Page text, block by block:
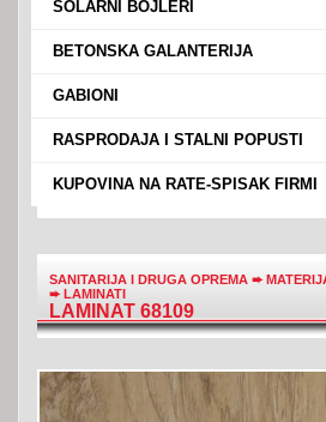
SOLARNI BOJLERI
BETONSKA GALANTERIJA
GABIONI
RASPRODAJA I STALNI POPUSTI
KUPOVINA NA RATE-SPISAK FIRMI
SANITARIJA I DRUGA OPREMA ➨
➨LAMINATI
LAMINAT 68109